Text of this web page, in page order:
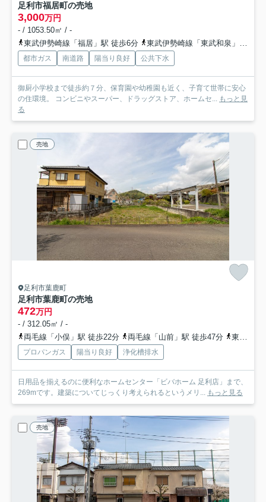
足利市福居町の売地
3,000万円
- / 1053.50㎡ / -
東武伊勢崎線「福居」駅 徒歩6分
東武伊勢崎線「東武和泉」駅 徒歩16分
都市ガス 南道路 陽当り良好 公共下水
御厨小学校まで徒歩約７分、保育園や幼稚園も近く、子育て世帯に安心
の住環境。 コンビニやスーパー、ドラッグストア、ホームセ... もっと見
る
売地
足利市葉鹿町
足利市葉鹿町の売地
472万円
- / 312.05㎡ / -
両毛線「小俣」駅 徒歩22分
両毛線「山前」駅 徒歩47分 東武桐生線「治良門橋」駅 徒歩99分
プロパンガス 陽当り良好 浄化槽排水
日用品を揃えるのに便利なホームセンター「ビバホーム 足利店」まで、
269mです。建築についてじっくり考えられるというメリ... もっと見る
売地